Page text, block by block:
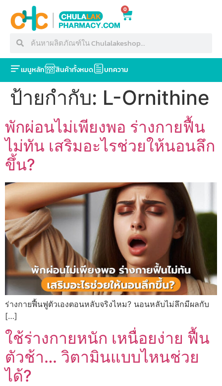
0
เมนูหลัก สินค้าทั้งหมด บทความ
ป้ายกำกับ: L-Ornithine
พักผ่อนไม่เพียงพอ ร่างกายฟื้น
ไม่ทัน เสริมอะไรช่วยให้นอนลึก
ขึ้น?
ร่างกายฟื้นฟูตัวเองตอนหลับจริงไหม? นอนหลับไม่ลึกมีผลกับ
[…]
ใช้ร่างกายหนัก เหนื่อยง่าย ฟื้น
ตัวช้า… วิตามินแบบไหนช่วย
ได้?